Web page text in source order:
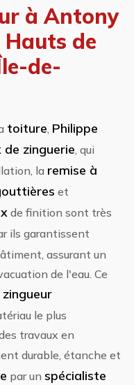
à Antony
Hauts de
de-
toiture, Philippe
zinguerie, qui
la remise à
et
de finition sont très
ils garantissent
assurant un
de l'eau. Ce
zingueur
le plus
travaux en
durable, étanche et
par un spécialiste